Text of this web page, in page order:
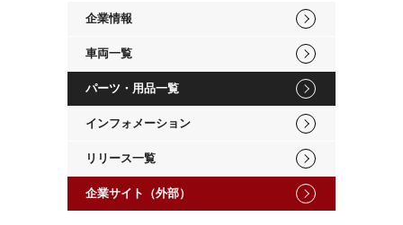
企業情報
車両一覧
パーツ・用品一覧
インフォメーション
リリース一覧
企業サイト（外部）